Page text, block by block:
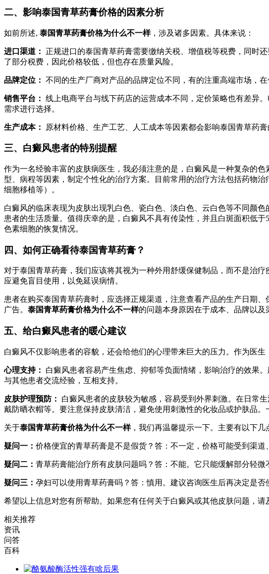
二、影响泰国青草药膏价格的因素分析
如前所述, 泰国青草药膏价格为什么不一样，涉及诸多因素。具体来说：
进口渠道：
正规进口的泰国青草药膏需要缴纳关税、增值税等税费，同时
了部分税费，因此价格较低，但也存在质量风险。
品牌定位： 不同的生产厂商对产品的品牌定位不同，有的注重高端市场，
销售平台： 线上电商平台与线下药店的运营成本不同，定价策略也有差异
需求进行选择。
生产成本： 原材料价格、生产工艺、人工成本等因素都会影响泰国青草药
三、白癜风患者的特别提醒
作为一名经验丰富的皮肤病医生，我必须注意的是，白癜风是一种复杂的色
型、病程等因素，制定个性化的治疗方案。目前常用的治疗方法包括药物
细胞移植等）。
白癜风的临床表现为皮肤出现乳白色、瓷白色、淡白色、云白色等不同颜
患者的生活质量。值得庆幸的是，白癜风不具有传染性，并且白斑面积低
色素细胞的恢复情况。
四、如何正确看待泰国青草药膏？
对于泰国青草药膏，我们应该将其视为一种外用舒缓保健制品，而不是治
应避免盲目使用，以免延误病情。
患者在购买泰国青草药膏时，应选择正规渠道，注意查看产品的生产日期
广告。 泰国青草药膏价格为什么不一样的问题本身原因在于成本、品牌以及
五、给白癜风患者的暖心建议
白癜风不仅影响患者的容貌，还会给他们的心理带来巨大的压力。作为医生
心理支持：
白癜风患者容易产生焦虑、抑郁等负面情绪，影响治疗的效果
与其他患者交流经验，互相支持。
皮肤护理预防：
白癜风患者的皮肤较为敏感，容易受到外界刺激。在日常
戴防晒衣帽等。要注意保持皮肤清洁，避免使用刺激性的化妆品或护肤品
关于泰国青草药膏价格为什么不一样，我们再温馨提示一下。主要有以下几
疑问一： 价格便宜的青草药膏是不是假货？答：不一定，价格可能受到渠道
疑问二： 青草药膏能治疗所有皮肤问题吗？答：不能。它只能缓解部分轻微
疑问三： 孕妇可以使用青草药膏吗？答：慎用。建议咨询医生后再决定是否
希望以上信息对您有所帮助。如果您有任何关于白癜风或其他皮肤问题，
相关推荐
资讯
问答
百科